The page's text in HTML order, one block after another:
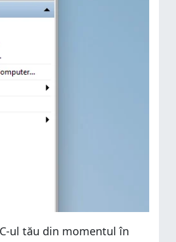
ul tău din momentul în